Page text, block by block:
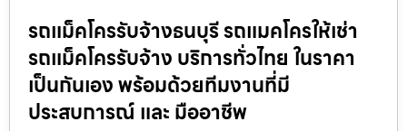
รถแม็คโครรับจ้างธนบุรี รถแมคโครให้เช่า
รถแม็คโครรับจ้าง บริการทั่วไทย ในราคา
เป็นกันเอง พร้อมด้วยทีมงานที่มี
ประสบการณ์ และ มืออาชีพ